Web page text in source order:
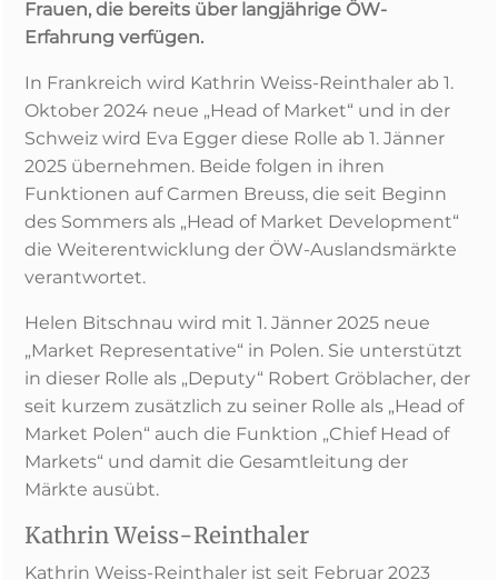
Frauen, die bereits über langjährige ÖW-
Erfahrung verfügen.
In Frankreich wird Kathrin Weiss-Reinthaler ab 1.
Oktober 2024 neue „Head of Market“ und in der
Schweiz wird Eva Egger diese Rolle ab 1. Jänner
2025 übernehmen. Beide folgen in ihren
Funktionen auf Carmen Breuss, die seit Beginn
des Sommers als „Head of Market Development“
die Weiterentwicklung der ÖW-Auslandsmärkte
verantwortet.
Helen Bitschnau wird mit 1. Jänner 2025 neue
„Market Representative“ in Polen. Sie unterstützt
in dieser Rolle als „Deputy“ Robert Gröblacher, der
seit kurzem zusätzlich zu seiner Rolle als „Head of
Market Polen“ auch die Funktion „Chief Head of
Markets“ und damit die Gesamtleitung der
Märkte ausübt.
Kathrin Weiss-Reinthaler
Kathrin Weiss-Reinthaler ist seit Februar 2023